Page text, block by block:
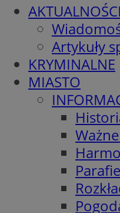
AKTUALNOŚCI
Artykuły
KRYMINALNE
MIASTO